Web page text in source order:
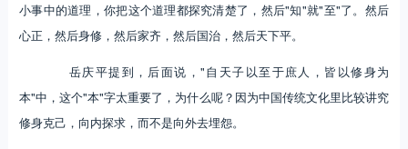
小事中的道理，你把这个道理都探究清楚了，然后"知"就"至"了。然后
心正，然后身修，然后家齐，然后国治，然后天下平。
岳庆平提到，后面说，"自天子以至于庶人，皆以修身为
本"中，这个"本"字太重要了，为什么呢？因为中国传统文化里比较讲究
修身克己，向内探求，而不是向外去埋怨。